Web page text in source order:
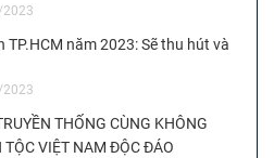
TP.HCM năm 2023: Sẽ thu hút và
THỐNG CÙNG KHÔNG
VIỆT NAM ĐỘC ĐÁO